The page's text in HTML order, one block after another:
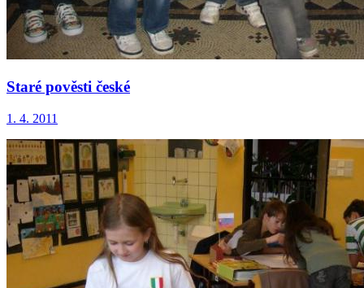
Staré pověsti české
1. 4. 2011